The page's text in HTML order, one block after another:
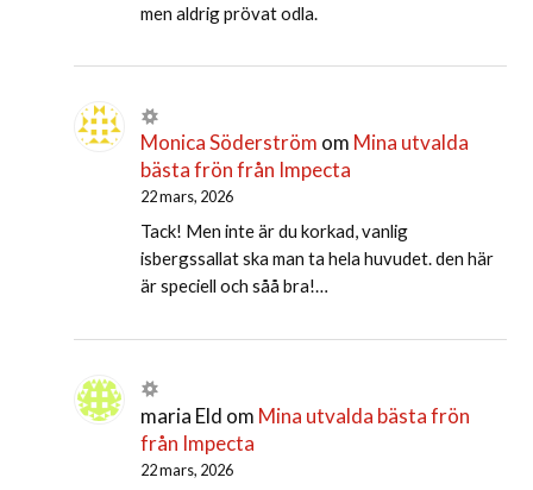
men aldrig prövat odla.
Monica Söderström om Mina utvalda
bästa frön från Impecta
22 mars, 2026
Tack! Men inte är du korkad, vanlig
isbergssallat ska man ta hela huvudet. den här
är speciell och såå bra!…
maria Eld om Mina utvalda bästa frön
från Impecta
22 mars, 2026